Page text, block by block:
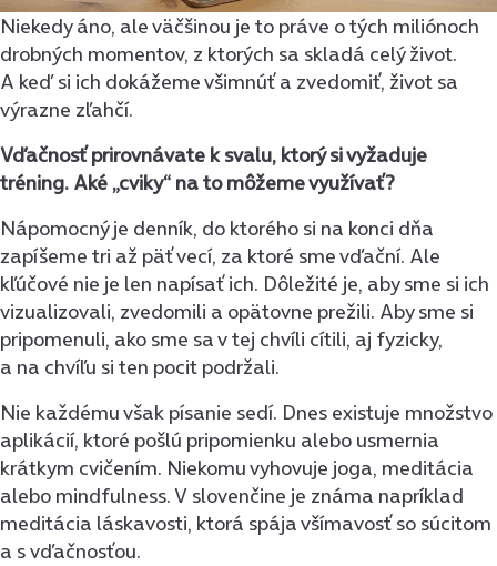
Niekedy áno, ale väčšinou je to práve o tých miliónoch
drobných momentov, z ktorých sa skladá celý život.
A keď si ich dokážeme všimnúť a zvedomiť, život sa
výrazne zľahčí.
Vďačnosť prirovnávate k svalu, ktorý si vyžaduje
tréning. Aké „cviky“ na to môžeme využívať?
Nápomocný je denník, do ktorého si na konci dňa
zapíšeme tri až päť vecí, za ktoré sme vďační. Ale
kľúčové nie je len napísať ich. Dôležité je, aby sme si ich
vizualizovali, zvedomili a opätovne prežili. Aby sme si
pripomenuli, ako sme sa v tej chvíli cítili, aj fyzicky,
a na chvíľu si ten pocit podržali.
Nie každému však písanie sedí. Dnes existuje množstvo
aplikácií, ktoré pošlú pripomienku alebo usmernia
krátkym cvičením. Niekomu vyhovuje joga, meditácia
alebo mindfulness. V slovenčine je známa napríklad
meditácia láskavosti, ktorá spája všímavosť so súcitom
a s vďačnosťou.